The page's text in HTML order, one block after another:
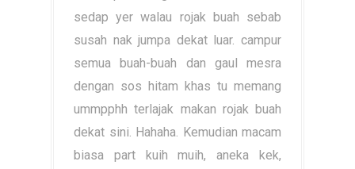
sedap yer walau rojak buah sebab
susah nak jumpa dekat luar. campur
semua buah-buah dan gaul mesra
dengan sos hitam khas tu memang
ummpphh terlajak makan rojak buah
dekat sini. Hahaha. Kemudian macam
biasa part kuih muih, aneka kek,